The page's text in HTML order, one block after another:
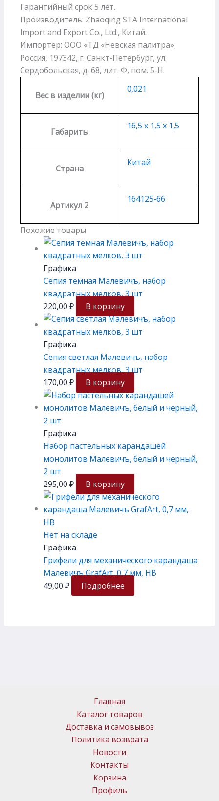
Гарантийный срок 5 лет.
Производитель: Zhaoqing STA International
Import and Export Co., Ltd., Китай.
Импортёр: ООО «ТД «Невская палитра»,
Россия, 197342, г. Санкт-Петербург, ул.
Сердобольская, д. 68, лит. Ф, пом. 5-Н.
Вес в изделии (кг)
0,021
Габариты
16,5 х 1,5 х 1,5
Страна
Китай
Артикул 2
164125-66
Похожие товары
Графика
Сепия темная Малевичъ, набор
квадратных мелков, 3 шт
220,00 ₽ В корзину
Графика
Сепия светлая Малевичъ, набор
квадратных мелков, 3 шт
170,00 ₽ В корзину
Графика
Набор пастельных карандашей
монолитов Малевичъ, белый и черный,
2 шт
295,00 ₽ В корзину
Нет на складе
Графика
Грифели для механического карандаша
Малевичъ GrafArt, 0,7 мм, HB
49,00 ₽ Подробнее
Главная
Каталог товаров
Доставка и самовывоз
Политика возврата
Новости
Контакты
Корзина
Профиль